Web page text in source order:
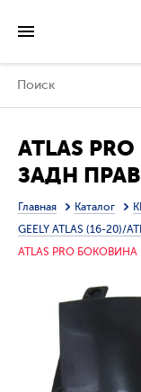
ATLAS
ЗАДН
Главная Каталог
GEELY ATLAS (16-20)/
ATLAS PRO